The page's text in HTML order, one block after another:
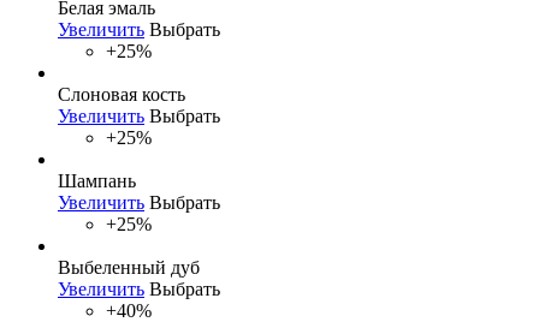
Белая эмаль
Увеличить Выбрать
+25%
Слоновая кость
Увеличить Выбрать
+25%
Шампань
Увеличить Выбрать
+25%
Выбеленный дуб
Увеличить Выбрать
+40%